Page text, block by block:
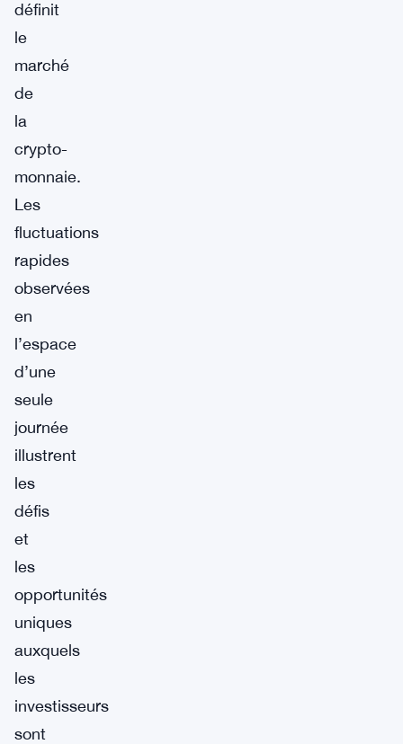
définit
le
marché
de
la
crypto-
monnaie.
Les
fluctuations
rapides
observées
en
l’espace
d’une
seule
journée
illustrent
les
défis
et
les
opportunités
uniques
auxquels
les
investisseurs
sont